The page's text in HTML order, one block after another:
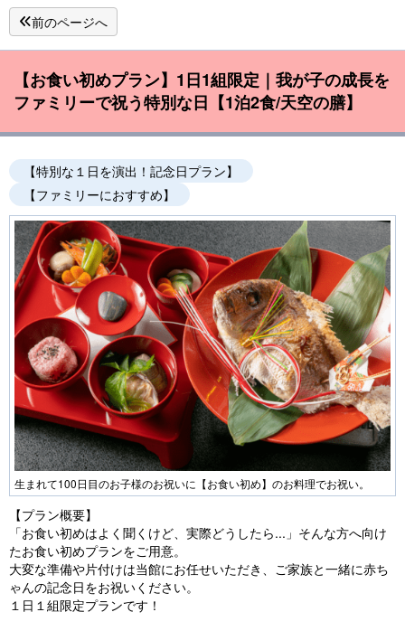
前のページへ
【お食い初めプラン】1日1組限定｜我が子の成長を
ファミリーで祝う特別な日【1泊2食/天空の膳】
【特別な１日を演出！記念日プラン】
【ファミリーにおすすめ】
生まれて100日目のお子様のお祝いに【お食い初め】のお料理でお祝い。
【プラン概要】
「お食い初めはよく聞くけど、実際どうしたら...」そんな方へ向け
たお食い初めプランをご用意。
大変な準備や片付けは当館にお任せいただき、ご家族と一緒に赤ち
ゃんの記念日をお祝いください。
１日１組限定プランです！